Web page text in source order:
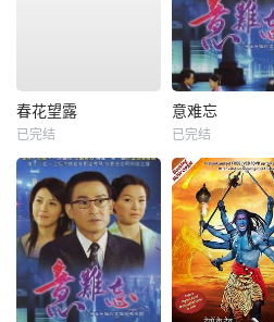
春花望露
已完结
意难忘
已完结